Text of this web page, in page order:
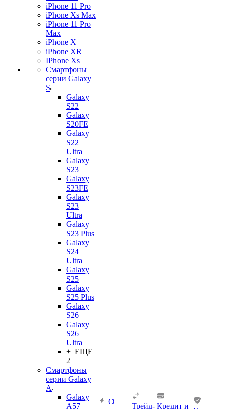
iPhone 11 Pro
iPhone Xs Max
iPhone 11 Pro
Max
iPhone X
iPhone XR
IPhone Xs
Смартфоны
серии Galaxy
S
Galaxy
S22
Galaxy
S20FE
Galaxy
S22
Ultra
Galaxy
S23
Galaxy
S23FE
Galaxy
S23
Ultra
Galaxy
S23 Plus
Galaxy
S24
Ultra
Galaxy
S25
Galaxy
S25 Plus
Galaxy
S26
Galaxy
S26
Ultra
+ ЕЩЕ
2
Смартфоны
серии Galaxy
A
Galaxy
A57
О
Трейд- Кредит и